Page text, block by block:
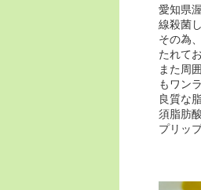
愛知県
線殺菌
その為
たれて
また周
もワン
良質な
須脂肪
プリッ